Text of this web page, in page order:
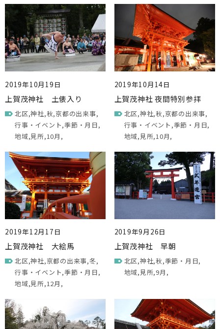
2019年10月19日
上賀茂神社 土俵入り
北区 神社 秋 京都の出来事
行事・イベント 季節・月日
地域 見所 10月
2019年10月14日
上賀茂神社 夜間特別参拝
北区 神社 秋 京都の出来事
行事・イベント 季節・月日
地域 見所 10月
2019年12月17日
上賀茂神社 大絵馬
北区 神社 京都の出来事 冬
行事・イベント 季節・月日
地域 見所 12月
2019年9月26日
上賀茂神社 早朝
北区 神社 秋 季節・月日
地域 見所 9月